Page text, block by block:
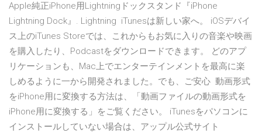
Apple純正iPhone用Lightningドックスタンド『iPhone
Lightning Dock』. Lightning iTunesは新しい家へ。 iOSデバイ
ス上のiTunes Storeでは、これからもお気に入りの音楽や映画
を購入したり、Podcastをダウンロードできます。 どのアプ
リケーションも、Mac上でエンターテインメントを最高に楽
しめるように一から開発されました。でも、ご安心 動画形式
をiPhone用に変換する方法は、「動画ファイルの動画形式を
iPhone用に変換する」をご覧ください。 iTunesをパソコンに
インストールしていない場合は、アップル公式サイト